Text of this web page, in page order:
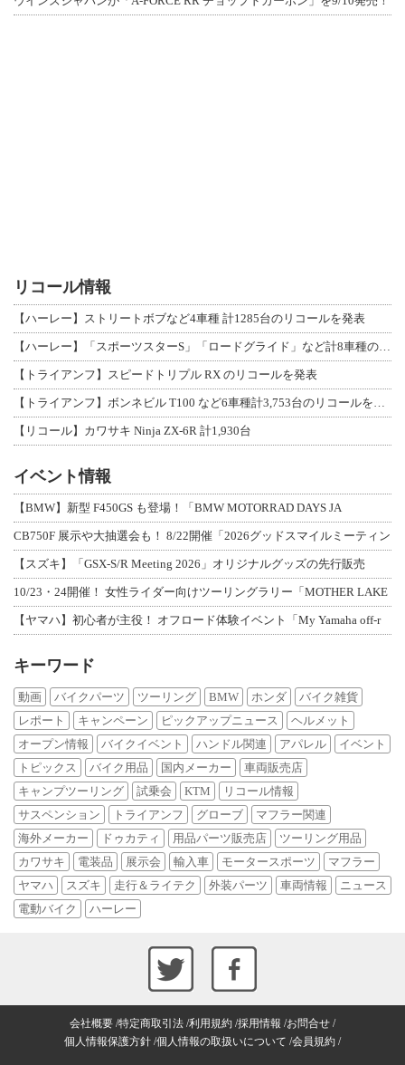
リコール情報
【ハーレー】ストリートボブなど4車種 計1285台のリコールを発表
【トライアンフ】スピードトリプル RX のリコールを発表
【リコール】カワサキ Ninja ZX-6R 計1,930台
イベント情報
【BMW】新型 F450GS も登場！「BMW MOTORRAD DAYS JA
CB750F 展示や大抽選会も！ 8/22開催「2026グッドスマイルミーティン
【スズキ】「GSX-S/R Meeting 2026」オリジナルグッズの先行販売
10/23・24開催！ 女性ライダー向けツーリングラリー「MOTHER LAKE
【ヤマハ】初心者が主役！ オフロード体験イベント「My Yamaha off-r
キーワード
動画 バイクパーツ ツーリング BMW ホンダ
バイク雑貨
レポート
キャンペーン ピックアップニュース
ヘルメット
オープン情報
バイクイベント ハンドル関連 アパレル
イベント
トピックス
バイク用品 国内メーカー
車両販売店
キャンプツーリング
試乗会 KTM
リコール情報
サスペンション
トライアンフ グローブ
マフラー関連
海外メーカー
ドゥカティ 用品パーツ販売店
ツーリング用品
カワサキ
電装品 展示会 輸入車 モータースポーツ
マフラー
ヤマハ
スズキ 走行＆ライテク 外装パーツ 車両情報
ニュース
電動バイク
ハーレー
会社概要 特定商取引法 利用規約 採用情報 お問合せ
個人情報保護方針 個人情報の取扱いについて 会員規約